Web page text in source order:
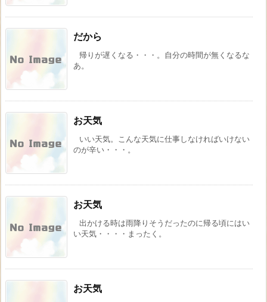
だから
帰りが遅くなる・・・。自分の時間が無くなるな
あ。
お天気
いい天気。こんな天気に仕事しなければいけない
のが辛い・・・。
お天気
出かける時は雨降りそうだったのに帰る頃にはい
い天気・・・・まったく。
お天気